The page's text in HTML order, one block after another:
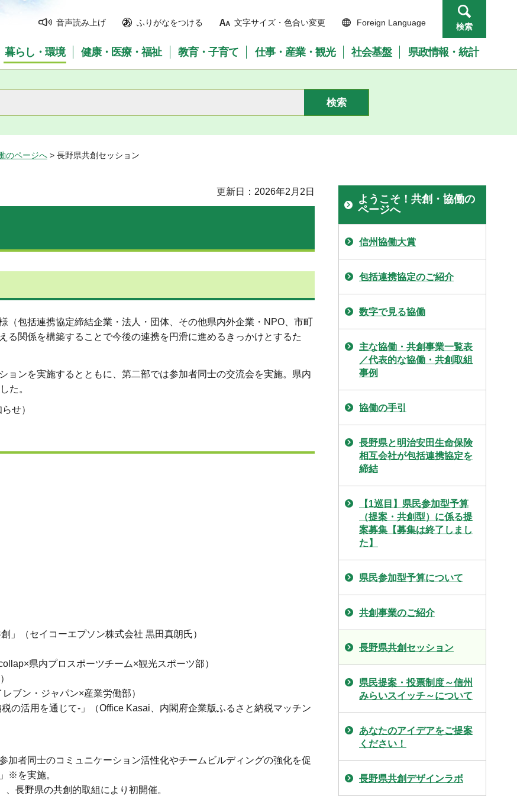
音声読み上げ ふりがなをつける 文字サイズ・色合い変更 Foreign Language 検索
暮らし・環境 健康・医療・福祉 教育・子育て 仕事・産業・観光 社会基盤 県政情報・統計
のページへ > 長野県共創セッション
更新日：2026年2月2日
（包括連携協定締結企業・法人・団体、その他県内外企業・NPO、市町
関係を構築することで今後の連携を円滑に進めるきっかけとするた
ョンを実施するとともに、第二部では参加者同士の交流会を実施。県内
た。
せ）
」（セイコーエプソン株式会社 黒田真朗氏）
県内プロスポーツチーム×観光スポーツ部）
ブン・ジャパン×産業労働部）
の活用を通じて-」（Office Kasai、内閣府企業版ふるさと納税マッチン
加者同士のコミュニケーション活性化やチームビルディングの強化を促
※を実施。
長野県の共創的取組により初開催。
ようこそ！共創・協働の
ページへ
信州協働大賞
包括連携協定のご紹介
数字で見る協働
主な協働・共創事業一覧表
／代表的な協働・共創取組
事例
協働の手引
長野県と明治安田生命保険
相互会社が包括連携協定を
締結
【1巡目】県民参加型予算
（提案・共創型）に係る提
案募集【募集は終了しまし
た】
県民参加型予算について
共創事業のご紹介
長野県共創セッション
県民提案・投票制度～信州
みらいスイッチ～について
あなたのアイデアをご提案
ください！
長野県共創デザインラボ